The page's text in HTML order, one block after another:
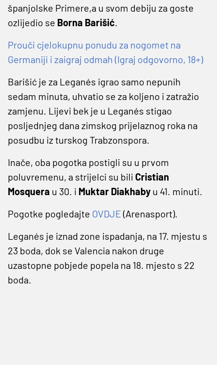
španjolske Primere,a u svom debiju za goste
ozlijedio se Borna Barišić.
Prouči cjelokupnu ponudu za nogomet na
Germaniji i zaigraj odmah (Igraj odgovorno, 18+)
Barišić je za Leganés igrao samo nepunih
sedam minuta, uhvatio se za koljeno i zatražio
zamjenu. Lijevi bek je u Leganés stigao
posljednjeg dana zimskog prijelaznog roka na
posudbu iz turskog Trabzonspora.
Inače, oba pogotka postigli su u prvom
poluvremenu, a strijelci su bili Cristian
Mosquera u 30. i Muktar Diakhaby u 41. minuti.
Pogotke pogledajte OVDJE (Arenasport).
Leganés je iznad zone ispadanja, na 17. mjestu s
23 boda, dok se Valencia nakon druge
uzastopne pobjede popela na 18. mjesto s 22
boda.